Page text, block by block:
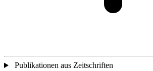
Publikationen aus Zeitschriften